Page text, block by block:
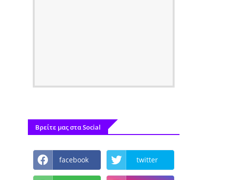
Βρείτε μας στα Social
facebook twitter